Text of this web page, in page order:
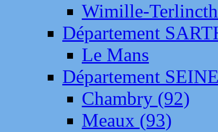
Wimille-
Département
Le Mans
Département
Chambry (92)
Meaux (93)